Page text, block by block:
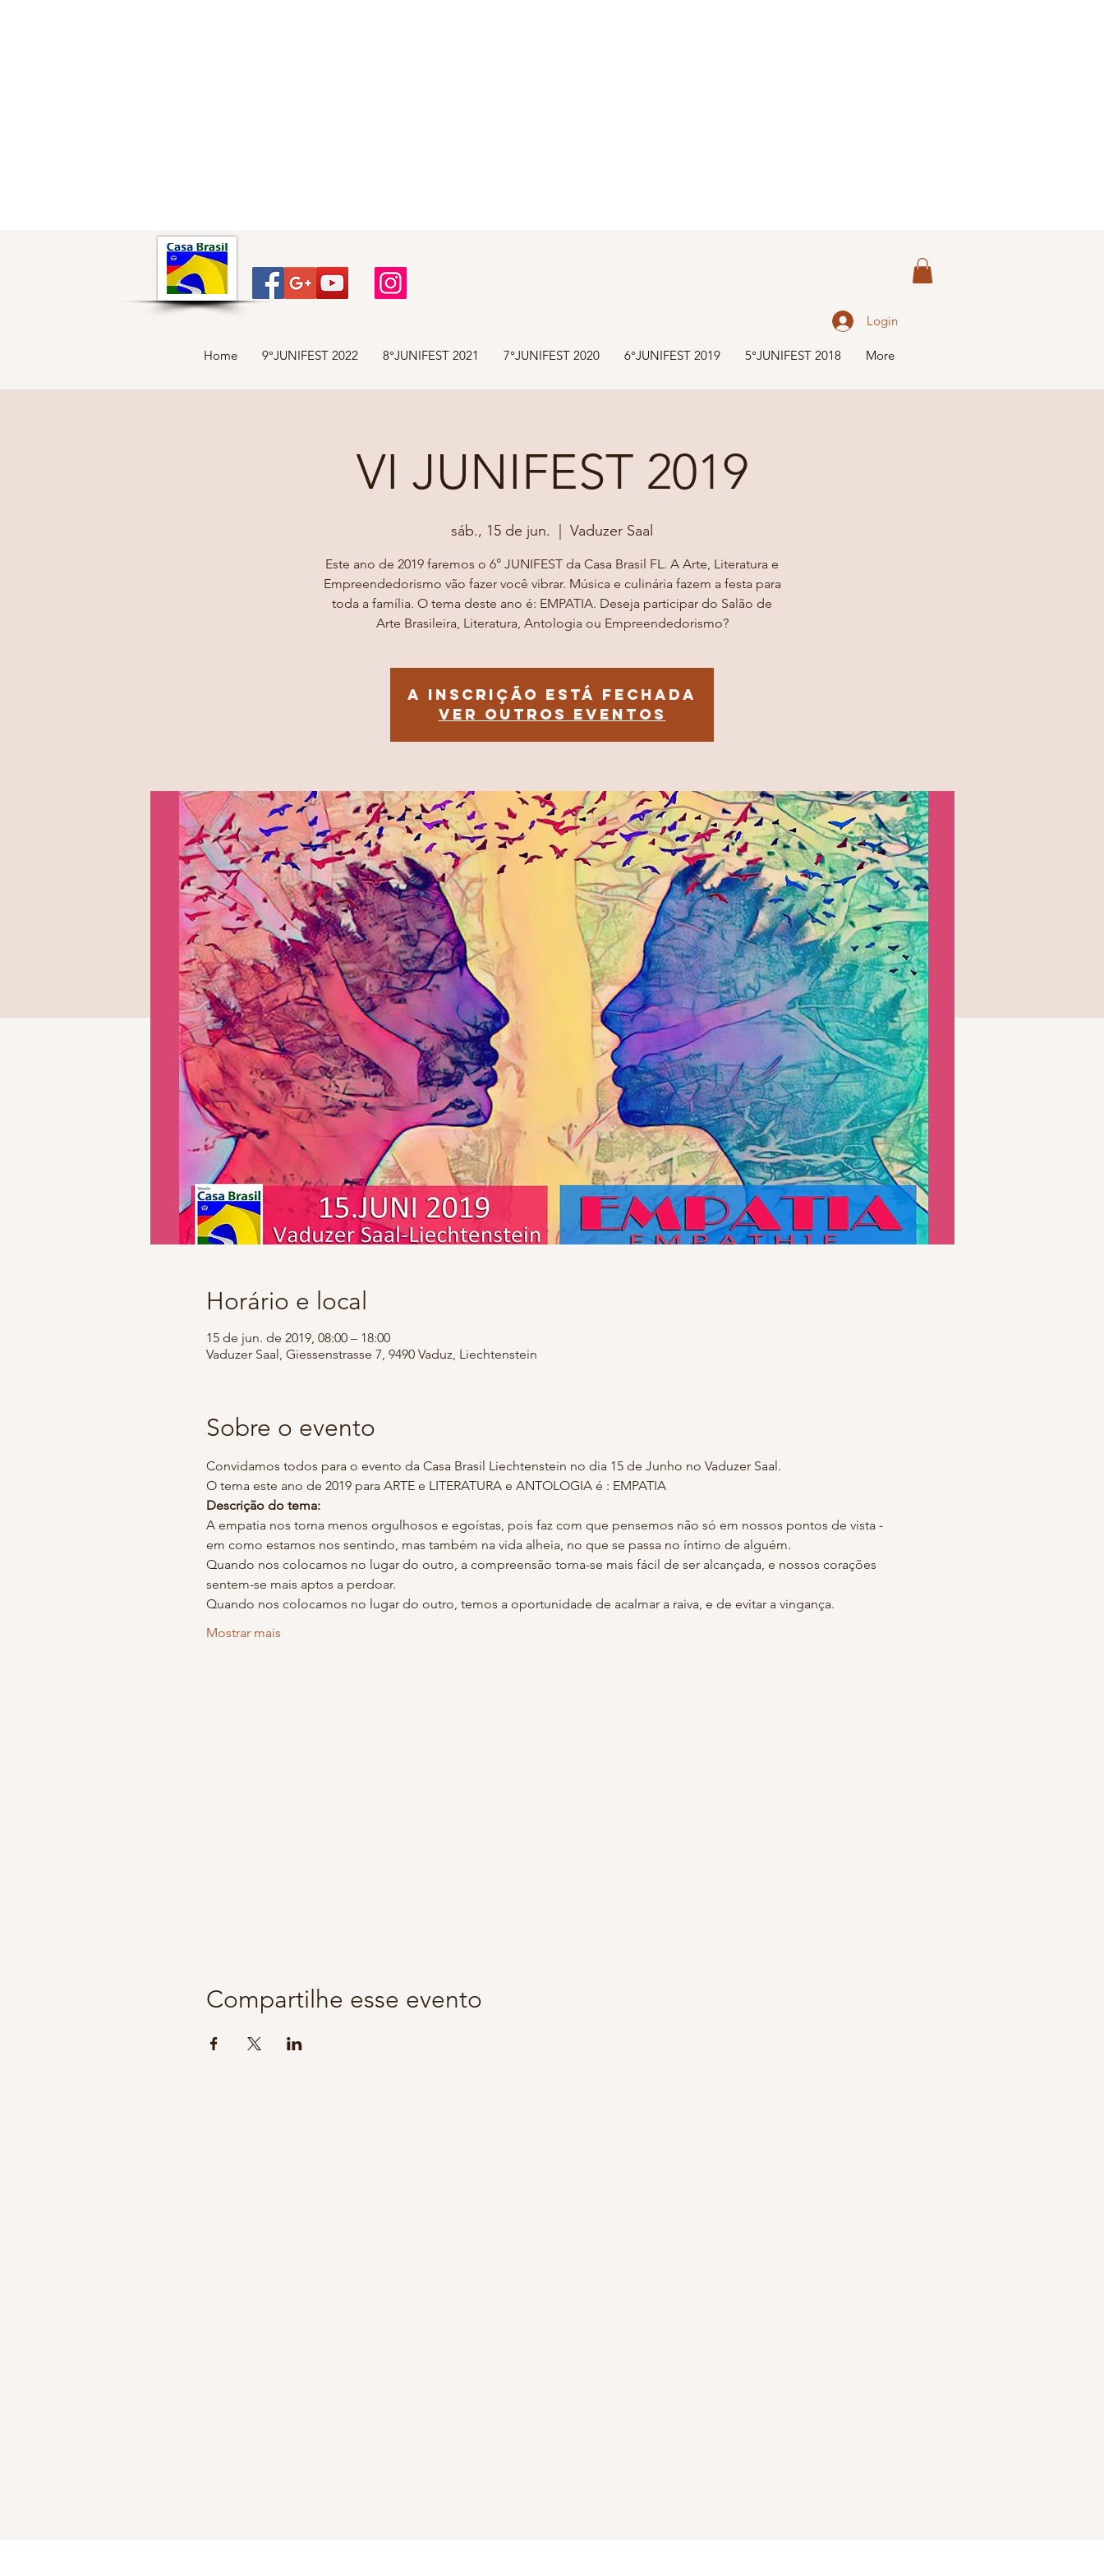
Home 9°JUNIFEST 2022 8°JUNIFEST 2021 7°JUNIFEST 2020 6°JUNIFEST 2019 5°JUNIFEST 2018 More
Login
VI JUNIFEST 2019
sáb., 15 de jun. Vaduzer Saal
Este ano de 2019 faremos o 6° JUNIFEST da Casa Brasil FL. A Arte, Literatura e
Empreendedorismo vão fazer você vibrar. Música e culinária fazem a festa para
toda a família. O tema deste ano é: EMPATIA. Deseja participar do Salão de
Arte Brasileira, Literatura, Antologia ou Empreendedorismo?
A inscrição está fechada
Ver outros eventos
Horário e local
15 de jun. de 2019, 08:00 – 18:00
Vaduzer Saal, Giessenstrasse 7, 9490 Vaduz, Liechtenstein
Sobre o evento
O tema este ano de 2019 para ARTE e LITERATURA e ANTOLOGIA é : EMPATIA
Descrição do tema:
A empatia nos torna menos orgulhosos e egoístas, pois faz com que pensemos não só em nossos pontos de vista -
Quando nos colocamos no lugar do outro, a compreensão torna-se mais fácil de ser alcançada, e nossos corações
Mostrar mais
Compartilhe esse evento